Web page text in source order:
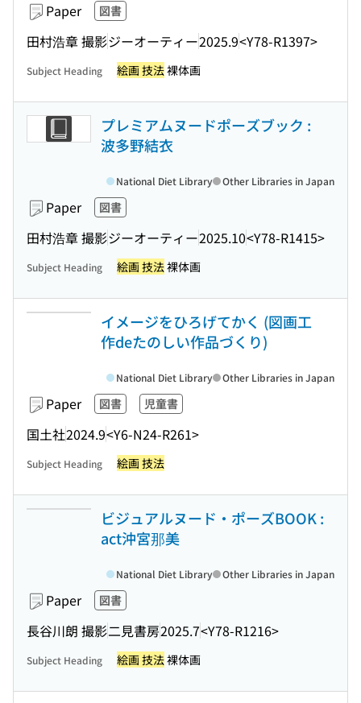
Paper 図書
田村浩章 撮影ジーオーティー2025.9<Y78-R1397>
Subject Heading 絵画 技法裸体画
プレミアムヌードポーズブック :
波多野結衣
Paper 図書
田村浩章 撮影ジーオーティー2025.10<Y78-R1415>
National Diet Library Other Libraries in Japan
Subject Heading 絵画 技法裸体画
イメージをひろげてかく (図画工
作deたのしい作品づくり)
Paper 図書 児童書
国土社2024.9<Y6-N24-R261>
National Diet Library Other Libraries in Japan
Subject Heading 絵画 技法
ビジュアルヌード・ポーズBOOK :
act沖宮那美
Paper 図書
長谷川朗 撮影二見書房2025.7<Y78-R1216>
National Diet Library Other Libraries in Japan
Subject Heading 絵画 技法裸体画